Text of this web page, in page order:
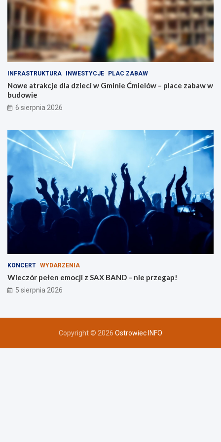
r
a
c
j
d
l
a
r
z
i
n
m
n
p
ę
z
i
e
INFRASTRUKTURA INWESTYCJE PLAC ZABAW
Nowe atrakcje dla dzieci w Gminie Ćmielów – place zabaw w
budowie
6 sierpnia 2026
KONCERT WYDARZENIA
Wieczór pełen emocji z SAX BAND – nie przegap!
5 sierpnia 2026
Copyright © 2026 Ostrowiec INFO